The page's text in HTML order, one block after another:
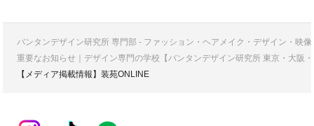
バンタンデザイン研究所 専門部 - ファッション・ヘアメイク・デザイン・映
重要なお知らせ｜デザイン専門の学校【バンタンデザイン研究所 東京・大阪
【メディア掲載情報】装苑ONLINE